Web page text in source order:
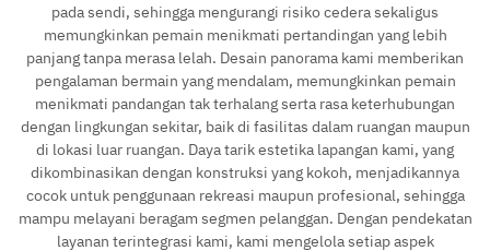
pada sendi, sehingga mengurangi risiko cedera sekaligus
memungkinkan pemain menikmati pertandingan yang lebih
panjang tanpa merasa lelah. Desain panorama kami memberikan
pengalaman bermain yang mendalam, memungkinkan pemain
menikmati pandangan tak terhalang serta rasa keterhubungan
dengan lingkungan sekitar, baik di fasilitas dalam ruangan maupun
di lokasi luar ruangan. Daya tarik estetika lapangan kami, yang
dikombinasikan dengan konstruksi yang kokoh, menjadikannya
cocok untuk penggunaan rekreasi maupun profesional, sehingga
mampu melayani beragam segmen pelanggan. Dengan pendekatan
layanan terintegrasi kami, kami mengelola setiap aspek